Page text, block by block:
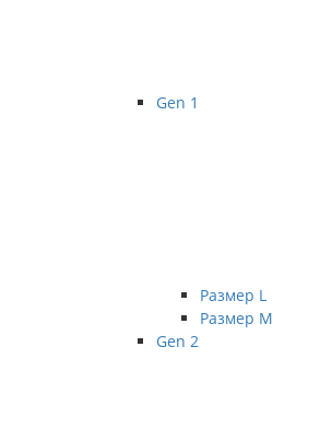
Gen 1
Размер L
Размер М
Gen 2